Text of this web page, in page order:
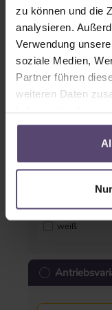
zu können und die
analysieren.
Verwendung
soziale Medien,
Partner führen
weiteren Daten
gesammelt haben.
schwarz
weiß